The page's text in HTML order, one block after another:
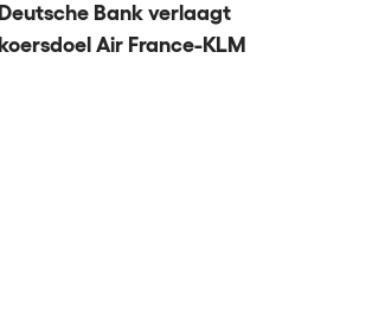
Deutsche Bank verlaagt
koersdoel Air France-KLM